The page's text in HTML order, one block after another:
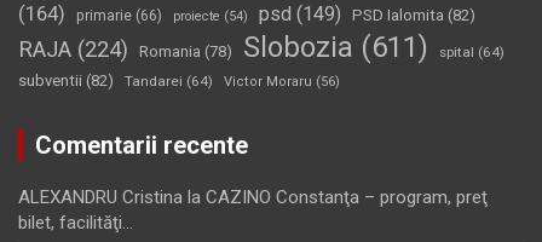
(164)
primarie (66) proiecte (54) psd (149) PSD Ialomita (82)
RAJA (224) Romania (78) Slobozia (611) spital (64)
subventii (82) Tandarei (64) Victor Moraru (56)
Comentarii recente
ALEXANDRU Cristina la CAZINO Constanţa – program, preţ
bilet, facilităţi…